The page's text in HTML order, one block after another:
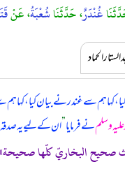
غُنْدَرٌ، حَدَّثَنَاشُعْبَةُ، عَنْ
الحماد
کہا ہم سے غندر نے بیان کیا، کہا
وسلمنے فرمایا”ان کے لیے یہ
صحيح البخاريّ كلّها صحيحة»